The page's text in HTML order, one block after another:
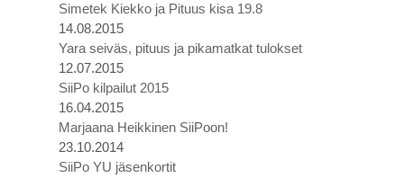
Simetek Kiekko ja Pituus kisa 19.8
14.08.2015
Yara seiväs, pituus ja pikamatkat tulokset
12.07.2015
SiiPo kilpailut 2015
16.04.2015
Marjaana Heikkinen SiiPoon!
23.10.2014
SiiPo YU jäsenkortit